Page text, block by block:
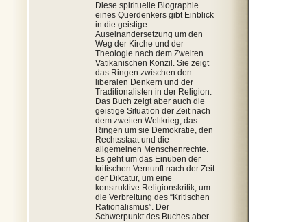
Diese spirituelle Biographie
eines Querdenkers gibt Einblick
in die geistige
Auseinandersetzung um den
Weg der Kirche und der
Theologie nach dem Zweiten
Vatikanischen Konzil. Sie zeigt
das Ringen zwischen den
liberalen Denkern und der
Traditionalisten in der Religion.
Das Buch zeigt aber auch die
geistige Situation der Zeit nach
dem zweiten Weltkrieg, das
Ringen um sie Demokratie, den
Rechtsstaat und die
allgemeinen Menschenrechte.
Es geht um das Einüben der
kritischen Vernunft nach der Zeit
der Diktatur, um eine
konstruktive Religionskritik, um
die Verbreitung des “Kritischen
Rationalismus”. Der
Schwerpunkt des Buches aber